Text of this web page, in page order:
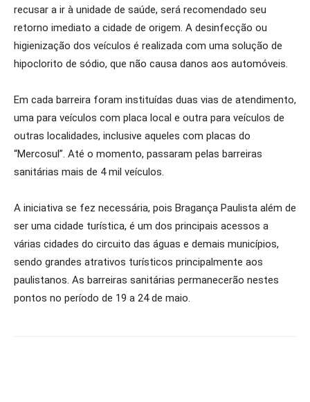
recusar a ir à unidade de saúde, será recomendado seu
retorno imediato a cidade de origem. A desinfecção ou
higienização dos veículos é realizada com uma solução de
hipoclorito de sódio, que não causa danos aos automóveis.
Em cada barreira foram instituídas duas vias de atendimento,
uma para veículos com placa local e outra para veículos de
outras localidades, inclusive aqueles com placas do
“Mercosul”. Até o momento, passaram pelas barreiras
sanitárias mais de 4 mil veículos.
A iniciativa se fez necessária, pois Bragança Paulista além de
ser uma cidade turística, é um dos principais acessos a
várias cidades do circuito das águas e demais municípios,
sendo grandes atrativos turísticos principalmente aos
paulistanos. As barreiras sanitárias permanecerão nestes
pontos no período de 19 a 24 de maio.